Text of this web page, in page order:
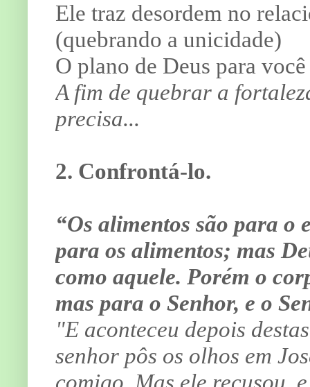
Ele traz desordem no
(quebrando a unicidade)
O plano de Deus para
A fim de quebrar a
precisa...
2. Confrontá-lo.
“Os alimentos são para o
para os alimentos; mas
como aquele. Porém o
mas para o Senhor, e o
"E aconteceu depois
senhor pôs os olhos em
comigo. Mas ele recusou,